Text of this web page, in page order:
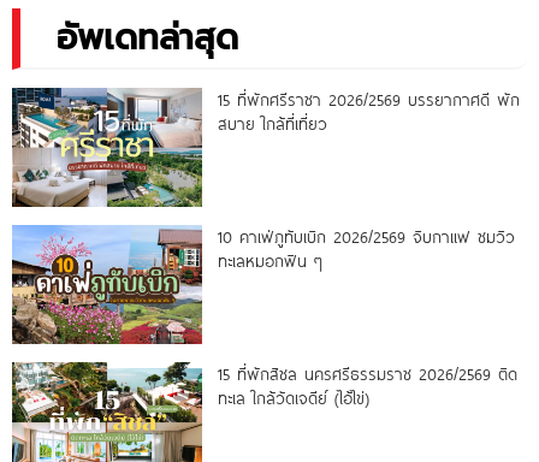
อัพเดทล่าสุด
15 ที่พักศรีราชา 2026/2569 บรรยากาศดี พัก
สบาย ใกล้ที่เที่ยว
10 คาเฟ่ภูทับเบิก 2026/2569 จิบกาแฟ ชมวิว
ทะเลหมอกฟิน ๆ
15 ที่พักสิชล นครศรีธรรมราช 2026/2569 ติด
ทะเล ใกล้วัดเจดีย์ (ไอ้ไข่)